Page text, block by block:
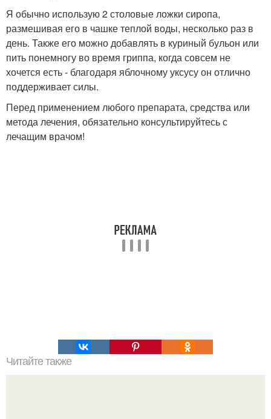
Я обычно использую 2 столовые ложки сиропа,
размешивая его в чашке теплой воды, несколько раз в
день. Также его можно добавлять в куриный бульон или
пить понемногу во время гриппа, когда совсем не
хочется есть - благодаря яблочному уксусу он отлично
поддерживает силы.
Перед применением любого препарата, средства или
метода лечения, обязательно консультируйтесь с
лечащим врачом!
Читайте также